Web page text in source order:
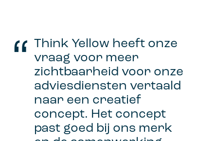
Think Yellow heeft onze
vraag voor meer
zichtbaarheid voor onze
adviesdiensten vertaald
naar een creatief
concept. Het concept
past goed bij ons merk